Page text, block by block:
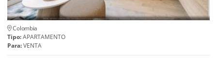
Colombia
Tipo:APARTAMENTO
Para:VENTA